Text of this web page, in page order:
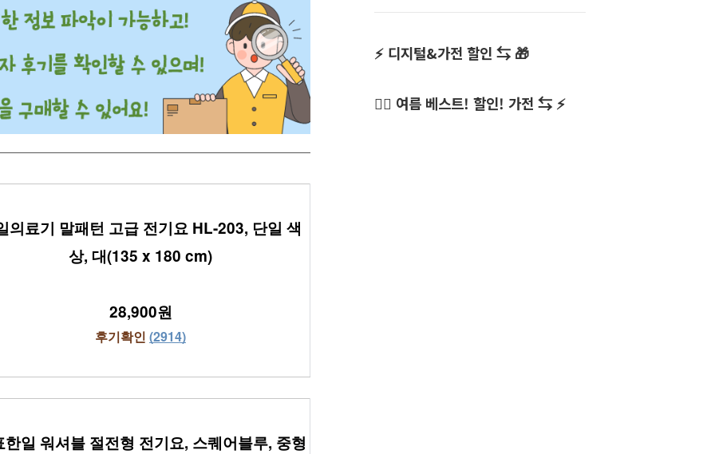
의료기 말패턴 고급 전기요 HL-203, 단일 색
상, 대(135 x 180 cm)
28,900원
후기확인 (2914)
한일 워셔블 절전형 전기요, 스퀘어블루, 중형
⚡ 디지털&가전 할인 ⇆ 🎁
👍🏻 여름 베스트! 할인! 가전 ⇆ ⚡